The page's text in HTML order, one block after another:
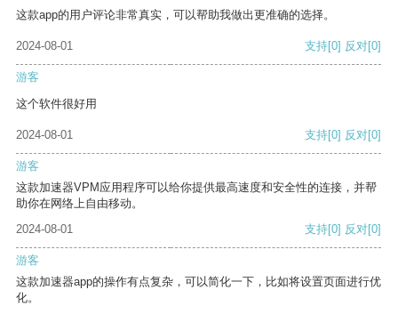
这款app的用户评论非常真实，可以帮助我做出更准确的选择。
2024-08-01 支持[0] 反对[0]
游客
这个软件很好用
2024-08-01 支持[0] 反对[0]
游客
这款加速器VPM应用程序可以给你提供最高速度和安全性的连接，并帮
助你在网络上自由移动。
2024-08-01
支持[0] 反对[0]
游客
这款加速器app的操作有点复杂，可以简化一下，比如将设置页面进行优
化。